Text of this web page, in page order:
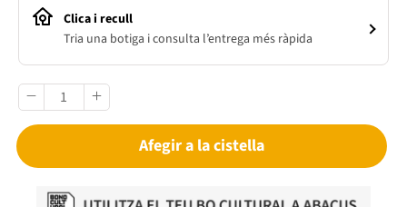
Clica i recull
Tria una botiga i consulta l’entrega més ràpida
Afegir a la cistella